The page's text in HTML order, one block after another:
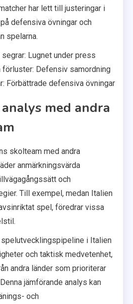
har lett till justeringar i
defensiva övningar och
spelarna.
Lugnet under press
förluster: Defensiv samordning
Förbättrade defensiva övningar
med andra
skolteam med andra
anmärkningsvärda
och
Till exempel, medan Italien
spel, föredrar vissa
i Italien
och taktisk medvetenhet,
andra länder som prioriterar
jämförande analys kan
och